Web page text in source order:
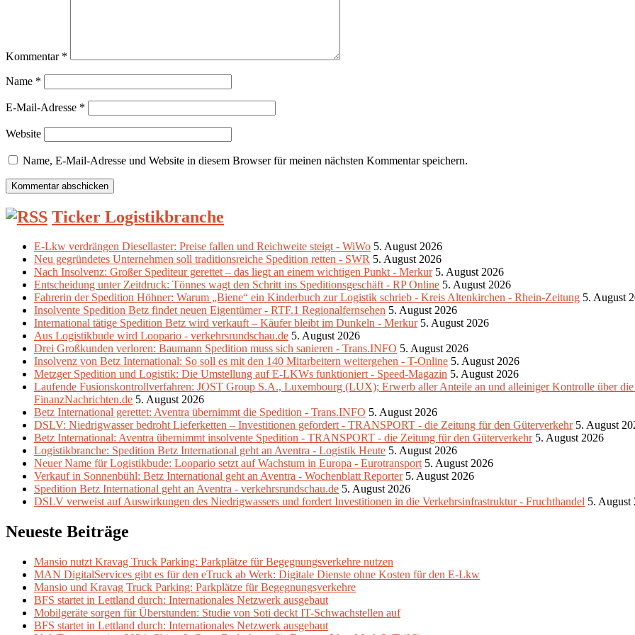
Kommentar *
Name *
E-Mail-Adresse *
Website
Name, E-Mail-Adresse und Website in diesem Browser für meinen nächsten Kommentar speichern.
Ticker Logistikbranche
E-Lkw verdrängen Diesellaster: Preise fallen und Reichweite steigt - WiWo 5. August 2026
Neu gegründetes Unternehmen soll traditionsreiche Spedition retten - SWR 5. August 2026
Nach Insolvenz: Großer Spediteur gerettet – das liegt an einem wichtigen Punkt - Merkur 5. August 2026
Entscheidung unter Zeitdruck: Tönnes wagt den Schritt ins Speditionsgeschäft - RP Online 5. August 2026
Fahrerin der Spedition Höhner: Warum „Biene“ ein Kinderbuch zur Logistik schrieb - Kreis Altenkirchen - Rhein-Zeitung 5. August
Insolvente Spedition Betz findet neuen Eigentümer - RTF.1 Regionalfernsehen 5. August 2026
International tätige Spedition Betz wird verkauft – Käufer bleibt im Dunkeln - Merkur 5. August 2026
Aus Logistikbude wird Loopario - verkehrsrundschau.de 5. August 2026
Drei Großkunden verloren: Baumann Spedition muss sich sanieren - Trans.INFO 5. August 2026
Insolvenz von Betz International: So soll es mit den 140 Mitarbeitern weitergehen - T-Online 5. August 2026
Metzger Spedition und Logistik: Die Umstellung auf E-LKWs funktioniert - Speed-Magazin 5. August 2026
Laufende Fusionskontrollverfahren: JOST Group S.A., Luxembourg (LUX); Erwerb aller Anteile an und alleiniger Kontrolle über
FinanzNachrichten.de 5. August 2026
Betz International gerettet: Aventra übernimmt die Spedition - Trans.INFO 5. August 2026
DSLV: Niedrigwasser bedroht Lieferketten – Investitionen gefordert - TRANSPORT - die Zeitung für den Güterverkehr 5. August
Betz International: Aventra übernimmt insolvente Spedition - TRANSPORT - die Zeitung für den Güterverkehr 5. August 2026
Logistikbranche: Spedition Betz International geht an Aventra - Logistik Heute 5. August 2026
Neuer Name für Logistikbude: Loopario setzt auf Wachstum in Europa - Eurotransport 5. August 2026
Verkauf in Sonnenbühl: Betz International geht an Aventra - Wochenblatt Reporter 5. August 2026
Spedition Betz International geht an Aventra - verkehrsrundschau.de 5. August 2026
DSLV verweist auf Auswirkungen des Niedrigwassers und fordert Investitionen in die Verkehrsinfrastruktur - Fruchthandel 5. August
Neueste Beiträge
Mansio nutzt Kravag Truck Parking: Parkplätze für Begegnungsverkehre nutzen
MAN DigitalServices gibt es für den eTruck ab Werk: Digitale Dienste ohne Kosten für den E-Lkw
Mansio und Kravag Truck Parking: Parkplätze für Begegnungsverkehre
BFS startet in Lettland durch: Internationales Netzwerk ausgebaut
Mobilgeräte sorgen für Überstunden: Studie von Soti deckt IT-Schwachstellen auf
BFS startet in Lettland durch: Internationales Netzwerk ausgebaut